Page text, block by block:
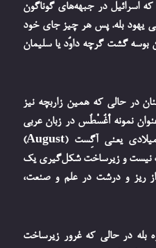
اسرائیل در جبهه‌های گوناگون
یهود بله. پس هر چیز جای خود
بوسه گشت گرچه داوُد یا سلیمان
در حالی که همین زاربچه نیز
نمونه أَغُسْطُس در زبان عربی
می‌توانست زودتر نام اصلی ماه میلادی یعنی آگِست (August)
نیست و زیرساخت شکل‌گیری یک
ریز و درشت در علم و صنعت،
بله در حالی که غرور زیرساخت